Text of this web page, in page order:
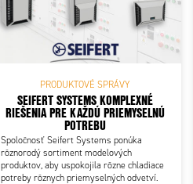
PRODUKTOVÉ SPRÁVY
SEIFERT SYSTEMS KOMPLEXNÉ
RIEŠENIA PRE KAŽDÚ PRIEMYSELNÚ
POTREBU
Spoločnosť Seifert Systems ponúka
rôznorodý sortiment modelových
produktov, aby uspokojila rôzne chladiace
potreby rôznych priemyselných odvetví.